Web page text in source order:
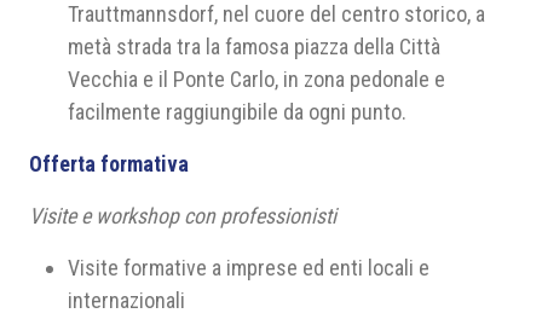
Trauttmannsdorf, nel cuore del centro storico, a
metà strada tra la famosa piazza della Città
Vecchia e il Ponte Carlo, in zona pedonale e
facilmente raggiungibile da ogni punto.
Offerta formativa
Visite e workshop con professionisti
Visite formative a imprese ed enti locali e
internazionali